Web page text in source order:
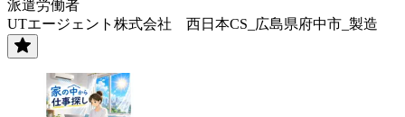
派遣労働者
UTエージェント株式会社 西日本CS_広島県府中市_製造